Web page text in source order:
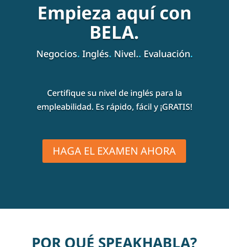
Empieza aquí con
BELA.
Negocios. Inglés. Nivel.. Evaluación.
Certifique su nivel de inglés para la
empleabilidad. Es rápido, fácil y ¡GRATIS!
HAGA EL EXAMEN AHORA
POR QUÉ SPEAKHABLA?